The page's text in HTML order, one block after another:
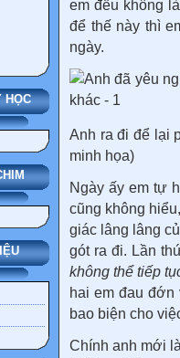
HỌC
em đều không
để thế này thì
ngày.
Anh ra đi để lại
minh họa)
Ngày ấy em tự
cũng không
giác lâng lâng
gót ra đi. Lần
không thể tiếp
hai em đau
bao biện cho
Chính anh mới